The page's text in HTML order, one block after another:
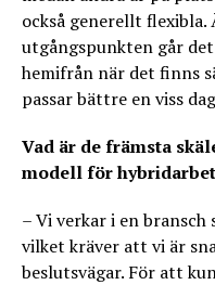
också generellt
utgångspunkten går
hemifrån när det finns
passar bättre en viss
Vad är de främsta
modell för
– Vi verkar i en
vilket kräver att vi är
beslutsvägar. För att